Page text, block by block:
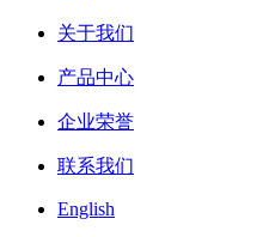
关于我们
产品中心
企业荣誉
联系我们
English